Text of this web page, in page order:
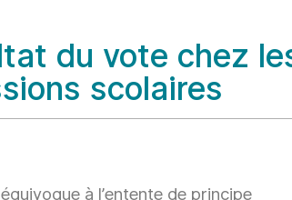
du vote chez
scolaires
à l’entente de principe